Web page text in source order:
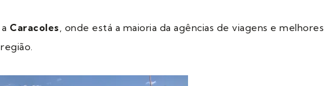
Caracoles, onde está a maioria da agências de viagens e melhores